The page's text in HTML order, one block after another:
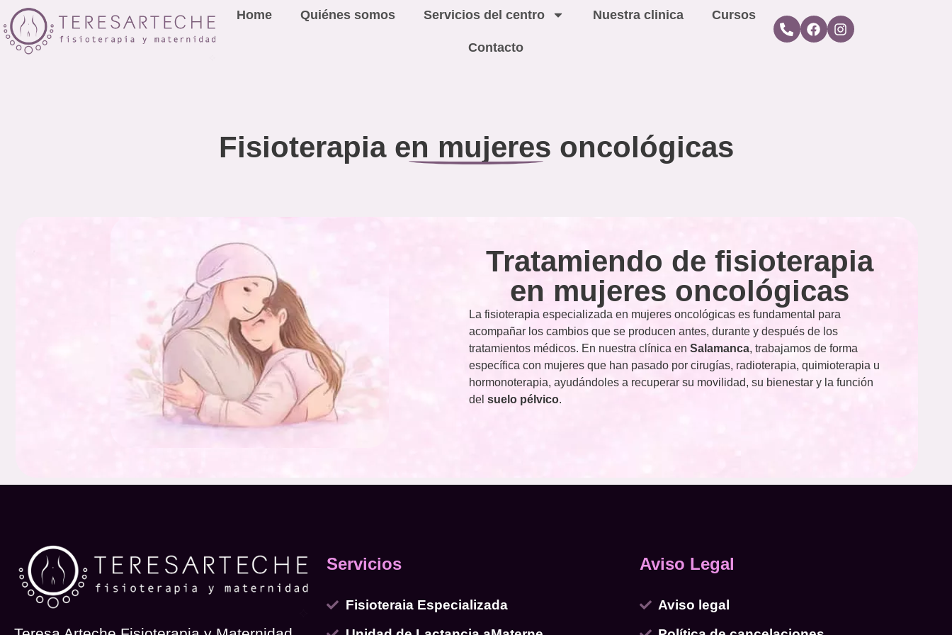
Home Quiénes somos Servicios del centro Nuestra clinica Cursos
Contacto
Fisioterapia en mujeres oncológicas
Tratamiendo de fisioterapia
en mujeres oncológicas
La fisioterapia especializada en mujeres oncológicas es fundamental para
acompañar los cambios que se producen antes, durante y después de los
tratamientos médicos. En nuestra clínica en Salamanca, trabajamos de forma
específica con mujeres que han pasado por cirugías, radioterapia, quimioterapia u
hormonoterapia, ayudándoles a recuperar su movilidad, su bienestar y la función
del suelo pélvico.
Servicios
Fisioteraia Especializada
Aviso Legal
Aviso legal